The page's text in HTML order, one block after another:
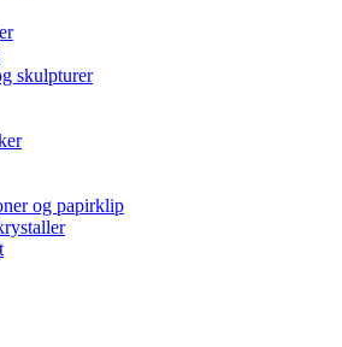
skulpturer
og papirklip